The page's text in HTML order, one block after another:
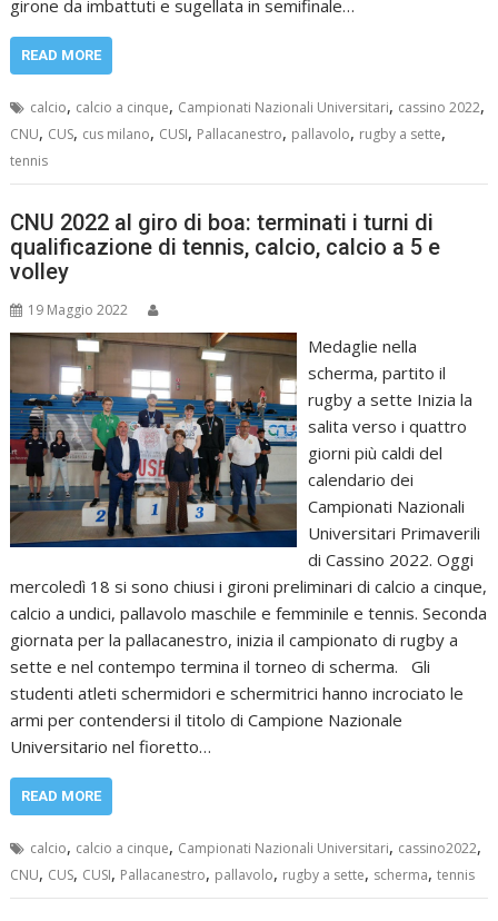
girone da imbattuti e sugellata in semifinale…
READ MORE
calcio, calcio a cinque, Campionati Nazionali Universitari, cassino 2022,
CNU, CUS, cus milano, CUSI, Pallacanestro, pallavolo, rugby a sette,
tennis
CNU 2022 al giro di boa: terminati i turni di
qualificazione di tennis, calcio, calcio a 5 e
volley
19 Maggio 2022
Medaglie nella
scherma, partito il
rugby a sette Inizia la
salita verso i quattro
giorni più caldi del
calendario dei
Campionati Nazionali
Universitari Primaverili
di Cassino 2022. Oggi
mercoledì 18 si sono chiusi i gironi preliminari di calcio a cinque,
calcio a undici, pallavolo maschile e femminile e tennis. Seconda
giornata per la pallacanestro, inizia il campionato di rugby a
sette e nel contempo termina il torneo di scherma. Gli
studenti atleti schermidori e schermitrici hanno incrociato le
armi per contendersi il titolo di Campione Nazionale
Universitario nel fioretto…
READ MORE
calcio, calcio a cinque, Campionati Nazionali Universitari, cassino2022,
CNU, CUS, CUSI, Pallacanestro, pallavolo, rugby a sette, scherma,tennis